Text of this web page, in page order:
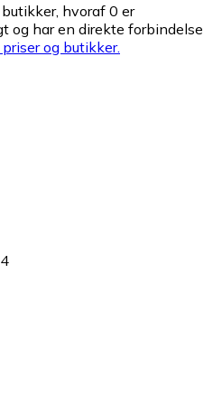
hvoraf 0 er
og har en direkte forbindelse
og butikker.